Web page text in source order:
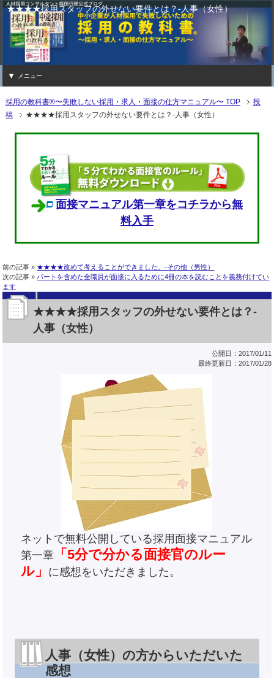
★★★★採用スタッフの外せない要件とは？-人事（女性）
メニュー
採用の教科書®〜失敗しない採用・求人・面接の仕方マニュアル〜 TOP
投
稿
★★★★採用スタッフの外せない要件とは？-人事（女性）
面接マニュアル第一章をコチラから無
料入手
前の記事 » ★★★★改めて考えることができました。-その他（男性）
次の記事 » パートを含めた全職員が面接に入るために4冊の本を読むことを義務付けてい
ます
★★★★採用スタッフの外せない要件とは？-
人事（女性）
公開日：2017/01/11
最終更新日：2017/01/28
ネットで無料公開している採用面接マニュアル
第一章
「5分で分かる面接官のルー
ル」
に感想をいただきました。
人事（女性）の方からいただいた
感想